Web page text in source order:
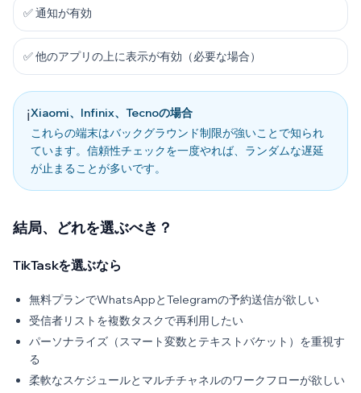
✅ 通知が有効
✅ 他のアプリの上に表示が有効（必要な場合）
ℹ️Xiaomi、Infinix、Tecnoの場合
これらの端末はバックグラウンド制限が強いことで知られ
ています。信頼性チェックを一度やれば、ランダムな遅延
が止まることが多いです。
結局、どれを選ぶべき？
TikTaskを選ぶなら
無料プランでWhatsAppとTelegramの予約送信が欲しい
受信者リストを複数タスクで再利用したい
パーソナライズ（スマート変数とテキストバケット）を重視す
る
柔軟なスケジュールとマルチチャネルのワークフローが欲しい